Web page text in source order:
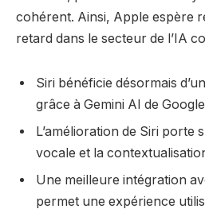
cohérent. Ainsi, Apple espère
retard dans le secteur de l’IA
Siri bénéficie désormais
grâce à Gemini AI de
L’amélioration de Siri porte
vocale et la
Une meilleure intégration
permet une expérience